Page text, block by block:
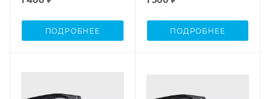
ПОДРОБНЕЕ ПОДРОБНЕЕ